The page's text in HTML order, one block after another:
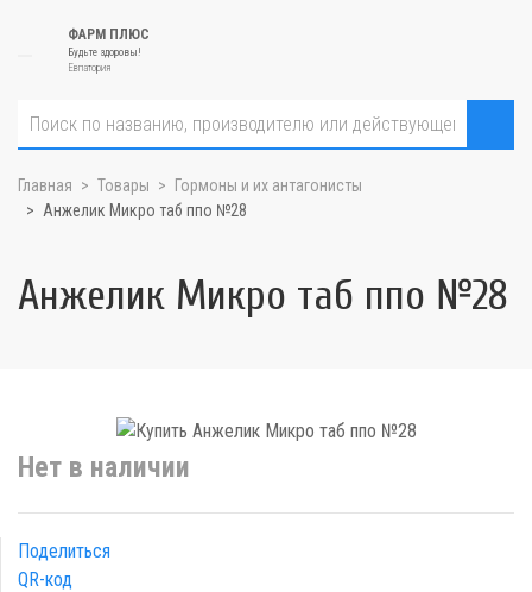
ФАРМ ПЛЮС
Будьте здоровы!
Евпатория
Главная Товары
Гормоны и их антагонисты
Анжелик Микро таб ппо №28
Анжелик Микро таб ппо №28
Нет в наличии
Поделиться
QR-код